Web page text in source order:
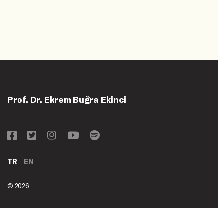
Prof. Dr. Ekrem Buğra Ekinci
TR EN
© 2026